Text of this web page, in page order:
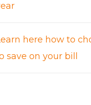
here how to
save on your bill